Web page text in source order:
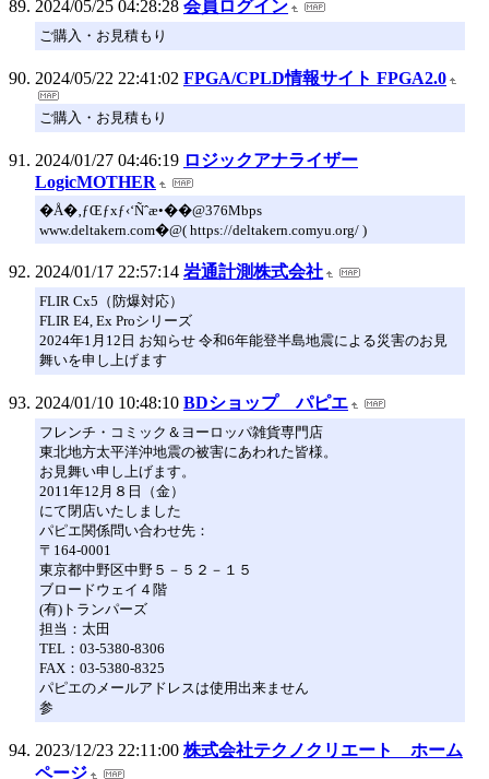
2024/05/25 04:28:28 会員ログイン
ご購入・お見積もり
2024/05/22 22:41:02 FPGA/CPLD情報サイト FPGA2.0
ご購入・お見積もり
2024/01/27 04:46:19 ロジックアナライザー
LogicMOTHER
�Å�‚ƒŒƒxƒ‹‘Ñˆæ•��@376Mbps
www.deltakern.com�@( https://deltakern.comyu.org/ )
2024/01/17 22:57:14 岩通計測株式会社
FLIR Cx5（防爆対応）
FLIR E4, Ex Proシリーズ
2024年1月12日 お知らせ 令和6年能登半島地震による災害のお見
舞いを申し上げます
2024/01/10 10:48:10 BDショップ パピエ
フレンチ・コミック＆ヨーロッパ雑貨専門店
東北地方太平洋沖地震の被害にあわれた皆様。
お見舞い申し上げます。
2011年12月８日（金）
にて閉店いたしました
パピエ関係問い合わせ先：
〒164-0001
東京都中野区中野５－５２－１５
ブロードウェイ４階
(有)トランパーズ
担当：太田
TEL：03-5380-8306
FAX：03-5380-8325
パピエのメールアドレスは使用出来ません
参
2023/12/23 22:11:00 株式会社テクノクリエート ホーム
ページ